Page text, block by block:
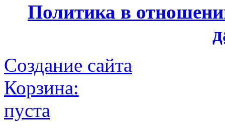
Политика в
Создание сайта
Корзина:
пуста